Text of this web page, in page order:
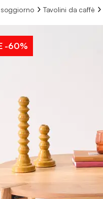
Tavolini da caffè
-60%